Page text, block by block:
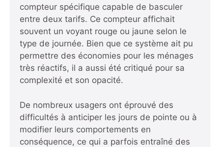
compteur spécifique capable de basculer
entre deux tarifs. Ce compteur affichait
souvent un voyant rouge ou jaune selon le
type de journée. Bien que ce système ait pu
permettre des économies pour les ménages
très réactifs, il a aussi été critiqué pour sa
complexité et son opacité.
De nombreux usagers ont éprouvé des
difficultés à anticiper les jours de pointe ou à
modifier leurs comportements en
conséquence, ce qui a parfois entraîné des